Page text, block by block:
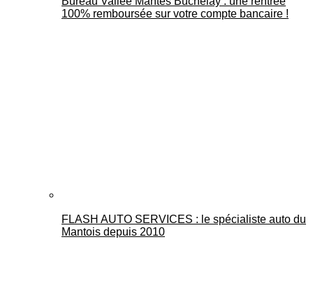
100% remboursée sur votre compte bancaire !
FLASH AUTO SERVICES : le spécialiste auto du
Mantois depuis 2010